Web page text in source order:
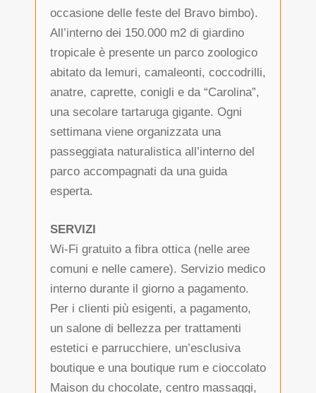
occasione delle feste del Bravo bimbo).
All’interno dei 150.000 m2 di giardino
tropicale è presente un parco zoologico
abitato da lemuri, camaleonti, coccodrilli,
anatre, caprette, conigli e da “Carolina”,
una secolare tartaruga gigante. Ogni
settimana viene organizzata una
passeggiata naturalistica all’interno del
parco accompagnati da una guida
esperta.
SERVIZI
Wi-Fi gratuito a fibra ottica (nelle aree
comuni e nelle camere). Servizio medico
interno durante il giorno a pagamento.
Per i clienti più esigenti, a pagamento,
un salone di bellezza per trattamenti
estetici e parrucchiere, un’esclusiva
boutique e una boutique rum e cioccolato
Maison du chocolate, centro massaggi,